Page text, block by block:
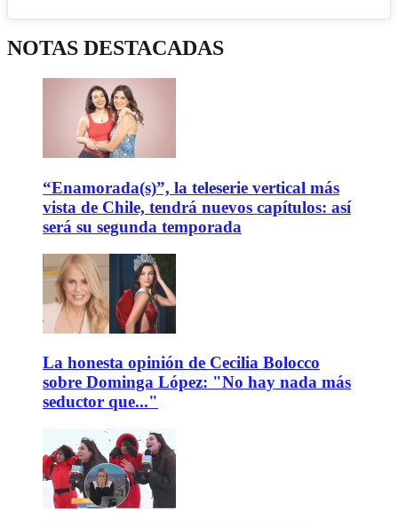
NOTAS DESTACADAS
“Enamorada(s)”, la teleserie vertical más
vista de Chile, tendrá nuevos capítulos: así
será su segunda temporada
La honesta opinión de Cecilia Bolocco
sobre Dominga López: "No hay nada más
seductor que..."